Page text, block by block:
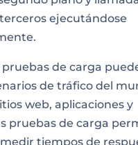
ejecutándose
pruebas de carga
de tráfico del
web, aplicaciones y
pruebas de carga
tiempos de